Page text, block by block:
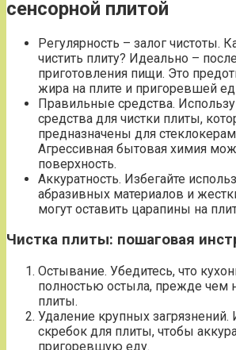
сенсорной плитой
Регулярность – залог чистоты.
чистить плиту? Идеально –
приготовления пищи. Это
жира на плите и пригоревшей
Правильные средства.
средства для чистки плиты,
предназначены для
Агрессивная бытовая химия
поверхность.
Аккуратность. Избегайте
абразивных материалов и
могут оставить царапины на
Чистка плиты: пошаговая
Остывание. Убедитесь, что
полностью остыла, прежде чем
плиты.
Удаление крупных загрязнений.
скребок для плиты, чтобы
пригоревшую еду.